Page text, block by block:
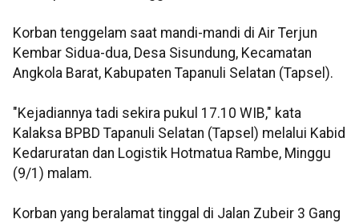
Korban tenggelam saat mandi-mandi di Air Terjun
Kembar Sidua-dua, Desa Sisundung, Kecamatan
Angkola Barat, Kabupaten Tapanuli Selatan (Tapsel).
"Kejadiannya tadi sekira pukul 17.10 WIB," kata
Kalaksa BPBD Tapanuli Selatan (Tapsel) melalui Kabid
Kedaruratan dan Logistik Hotmatua Rambe, Minggu
(9/1) malam.
Korban yang beralamat tinggal di Jalan Zubeir 3 Gang